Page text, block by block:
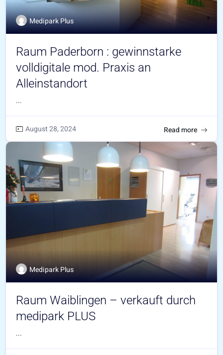
Medipark Plus
Raum Paderborn : gewinnstarke
volldigitale mod. Praxis an
Alleinstandort
...
August 28, 2024 Read more
Medipark Plus
Raum Waiblingen – verkauft durch
medipark PLUS
...